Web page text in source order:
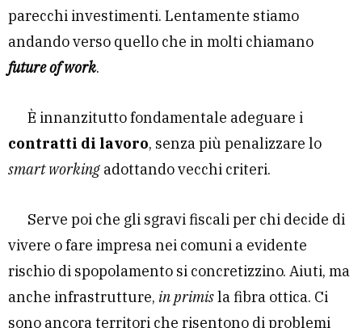
parecchi investimenti. Lentamente stiamo
andando verso quello che in molti chiamano
future of work.
È innanzitutto fondamentale adeguare i
contratti di lavoro, senza più penalizzare lo
smart working adottando vecchi criteri.
Serve poi che gli sgravi fiscali per chi decide di
vivere o fare impresa nei comuni a evidente
rischio di spopolamento si concretizzino. Aiuti, ma
anche infrastrutture, in primisla fibra ottica. Ci
sono ancora territori che risentono di problemi